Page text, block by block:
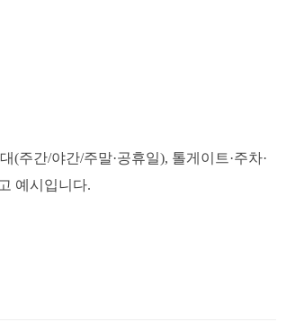
(주간/야간/주말·공휴일), 톨게이트·주차·
예시입니다.